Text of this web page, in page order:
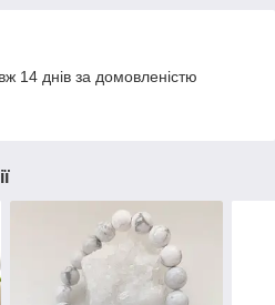
14 днів за домовленістю